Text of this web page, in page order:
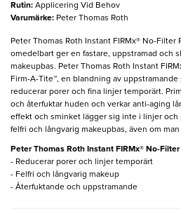
Rutin: Applicering Vid Behov
Varumärke: Peter Thomas Roth
Peter Thomas Roth Instant FIRMx® No-Filter
omedelbart ger en fastare, uppstramad och
makeupbas. Peter Thomas Roth Instant
Firm-A-Tite™, en blandning av
reducerar porer och fina linjer temporärt.
och återfuktar huden och verkar anti-aging
effekt och sminket lägger sig inte i linjer och
felfri och långvarig makeupbas, även om
Peter Thomas Roth Instant FIRMx® No-
- Reducerar porer och linjer temporärt
- Felfri och långvarig makeup
- Återfuktande och uppstramande